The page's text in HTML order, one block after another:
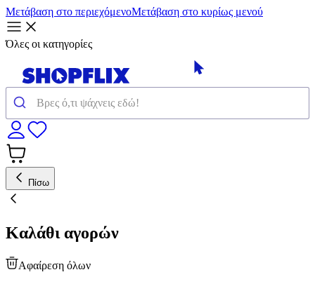
Μετάβαση στο περιεχόμενοΜετάβαση στο κυρίως μενού
Όλες οι κατηγορίες
Πίσω
Καλάθι αγορών
Αφαίρεση όλων